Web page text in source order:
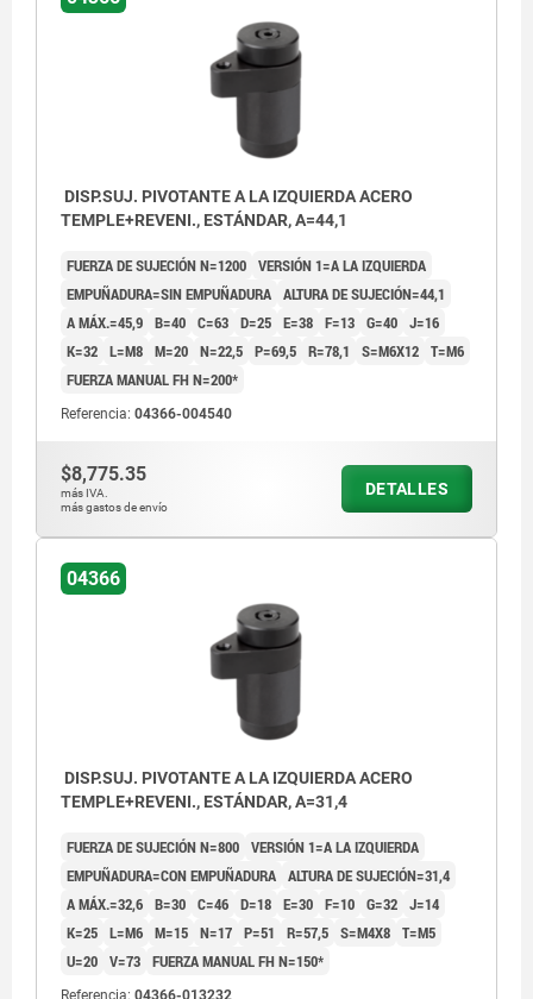
DISP.SUJ. PIVOTANTE A LA IZQUIERDA ACERO
TEMPLE+REVENI., ESTÁNDAR, A=44,1
FUERZA DE SUJECIÓN N=1200 VERSIÓN 1=A LA IZQUIERDA
EMPUÑADURA=SIN EMPUÑADURA ALTURA DE SUJECIÓN=44,1
A MÁX.=45,9 B=40 C=63 D=25 E=38 F=13 G=40 J=16
K=32 L=M8 M=20 N=22,5 P=69,5 R=78,1 S=M6X12 T=M6
FUERZA MANUAL FH N=200*
Referencia: 04366-004540
$8,775.35
más IVA.
más gastos de envío
DETALLES
04366
DISP.SUJ. PIVOTANTE A LA IZQUIERDA ACERO
TEMPLE+REVENI., ESTÁNDAR, A=31,4
FUERZA DE SUJECIÓN N=800 VERSIÓN 1=A LA IZQUIERDA
EMPUÑADURA=CON EMPUÑADURA ALTURA DE SUJECIÓN=31,4
A MÁX.=32,6 B=30 C=46 D=18 E=30 F=10 G=32 J=14
K=25 L=M6 M=15 N=17 P=51 R=57,5 S=M4X8 T=M5
U=20 V=73 FUERZA MANUAL FH N=150*
Referencia: 04366-013232